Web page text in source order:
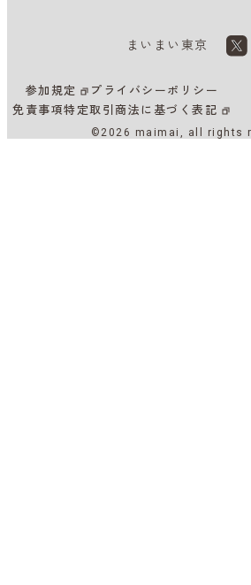
まいまい東京
参加規定
プライバシーポリシー
免責事項特定取引商法に基づく表記
©2026 maimai, all rights